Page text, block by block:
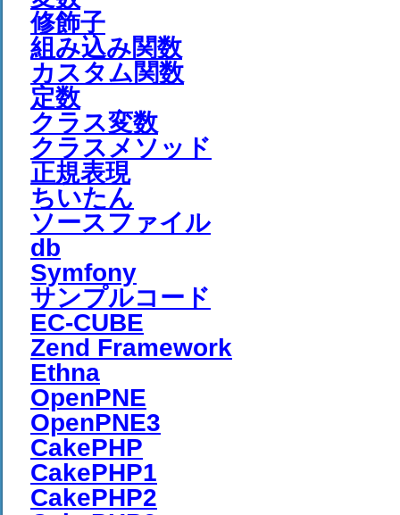
修飾子
組み込み関数
カスタム関数
定数
クラス変数
クラスメソッド
正規表現
ちいたん
ソースファイル
db
Symfony
サンプルコード
EC-CUBE
Zend Framework
Ethna
OpenPNE
OpenPNE3
CakePHP
CakePHP1
CakePHP2